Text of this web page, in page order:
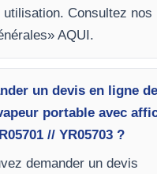
utilisation. Consultez nos
AQUI.
un devis en ligne de
portable avec
// YR05703 ?
demander un devis